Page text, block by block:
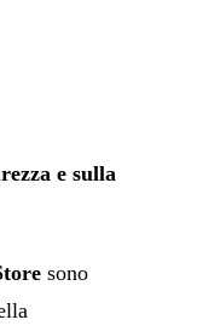
e sulla
sono